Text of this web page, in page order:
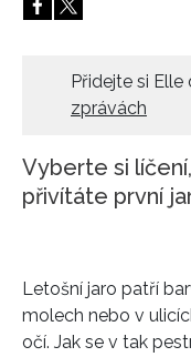
Přidejte si
zprávách
Vyberte si
přivítáte první
Letošní jaro patří
molech nebo v
očí. Jak se v tak